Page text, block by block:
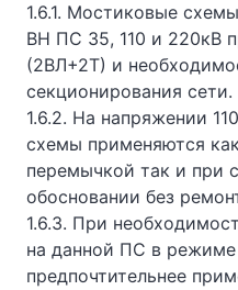
1.6.1. Мостиковые
ВН ПС 35, 110 и 220кВ
(2ВЛ+2Т) и
секционирования сети.
1.6.2. На напряжении
схемы применяются
перемычкой так и при
обосновании без
1.6.3. При
на данной ПС в
предпочтительнее